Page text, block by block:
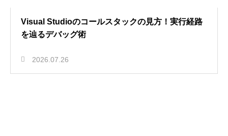
Visual Studioのコールスタックの見方！実行経路
を辿るデバッグ術
2026.07.26